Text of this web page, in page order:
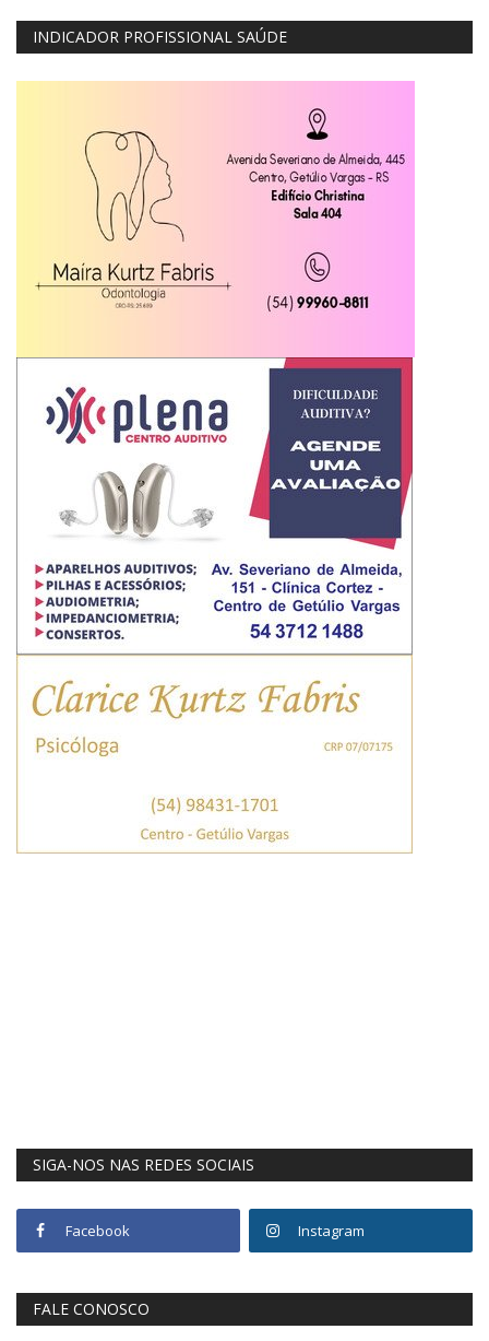
INDICADOR PROFISSIONAL SAÚDE
SIGA-NOS NAS REDES SOCIAIS
Facebook Instagram
FALE CONOSCO